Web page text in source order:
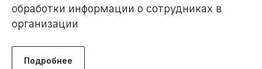
обработки информации о сотрудниках в
организации
Подробнее